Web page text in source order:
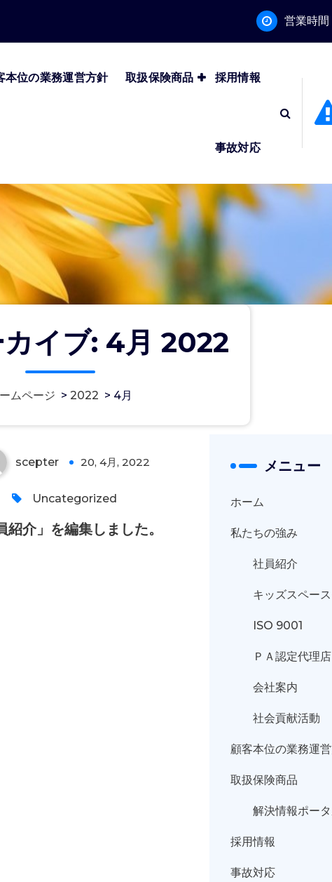
営業時
本位の業務運営方針 取扱保険商品 採用情報
事故対応
カイブ: 4月 2022
ムページ > 2022 > 4月
員紹介」を編集しまし
0
scepter 20, 4月, 2022
Uncategorized
紹介」を編集しました。
メニュー
ホーム
私たちの強み
社員紹介
キッズスペー
ISO 9001
ＰＡ認定代理店
会社案内
社会貢献活動
顧客本位の業務運
取扱保険商品
解決情報ポー
採用情報
事故対応